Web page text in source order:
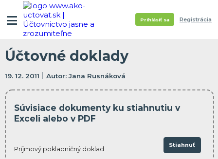
Prihlásiť sa Registrácia
Účtovné doklady
19. 12. 2011 Jana Rusnáková
Súvisiace dokumenty ku stiahnutiu v
Exceli alebo v PDF
Príjmový pokladničný doklad
Stiahnuť